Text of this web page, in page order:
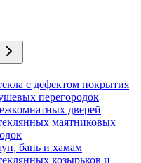
с дефектом покрытия
перегородок
дверей
маятниковых
бань и хамам
козырьков и